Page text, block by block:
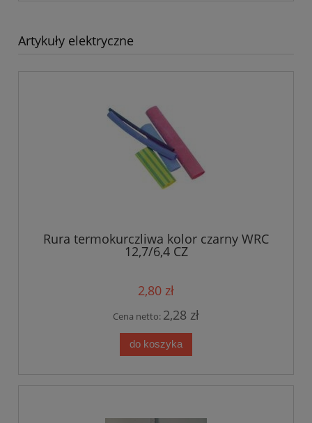
Artykuły elektryczne
Rura termokurczliwa kolor czarny WRC
12,7/6,4 CZ
2,80 zł
Cena netto: 2,28 zł
do koszyka